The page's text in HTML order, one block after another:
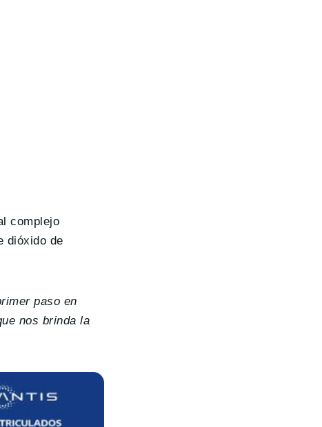
complejo
dióxido de
paso en
nos brinda la